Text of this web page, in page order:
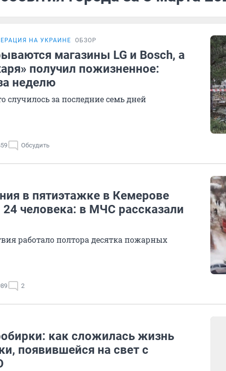
НА УКРАИНЕ ОБЗОР
магазины LG и Bosch, а
получил пожизненное:
неделю
случилось за последние семь дней
Обсудить
в пятиэтажке в Кемерове
24 человека: в МЧС рассказали
работало полтора десятка пожарных
2
как сложилась жизнь
появившейся на свет с